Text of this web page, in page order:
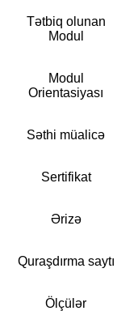
Tətbiq olunan
Modul
Modul
Orientasiyası
Səthi müalicə
Sertifikat
Ərizə
Quraşdırma saytı
Ölçülər